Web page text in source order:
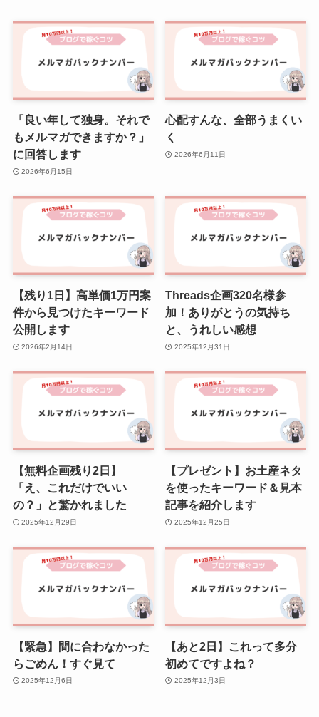
「良い年して独身。それで
もメルマガできますか？」
に回答します
2026年6月15日
心配すんな、全部うまくい
く
2026年6月11日
【残り1日】高単価1万円案
件から見つけたキーワード
公開します
2026年2月14日
Threads企画320名様参
加！ありがとうの気持ち
と、うれしい感想
2025年12月31日
【無料企画残り2日】
「え、これだけでいい
の？」と驚かれました
2025年12月29日
【プレゼント】お土産ネタ
を使ったキーワード＆見本
記事を紹介します
2025年12月25日
【緊急】間に合わなかった
らごめん！すぐ見て
2025年12月6日
【あと2日】これって多分
初めてですよね？
2025年12月3日